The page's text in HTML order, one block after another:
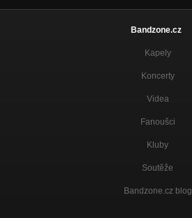
Bandzone.cz
Kapely
Koncerty
Videa
Fanoušci
Kluby
Soutěže
Bandzone.cz blog